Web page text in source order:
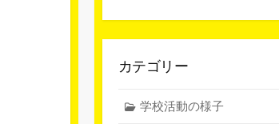
カテゴリー
学校活動の様子